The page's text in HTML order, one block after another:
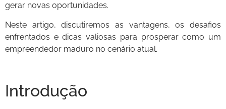
gerar novas oportunidades.
Neste artigo, discutiremos as vantagens, os desafios
enfrentados e dicas valiosas para prosperar como um
empreendedor maduro no cenário atual.
Introdução